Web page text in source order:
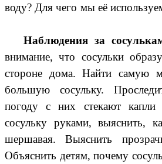
воду? Для чего мы её
Наблюдения за
внимание, что сосульки
стороне дома. Найти самую
большую сосульку.
погоду с них стекают капли
сосульку руками, выяснить,
шершавая. Выяснить
Объяснить детям, почему